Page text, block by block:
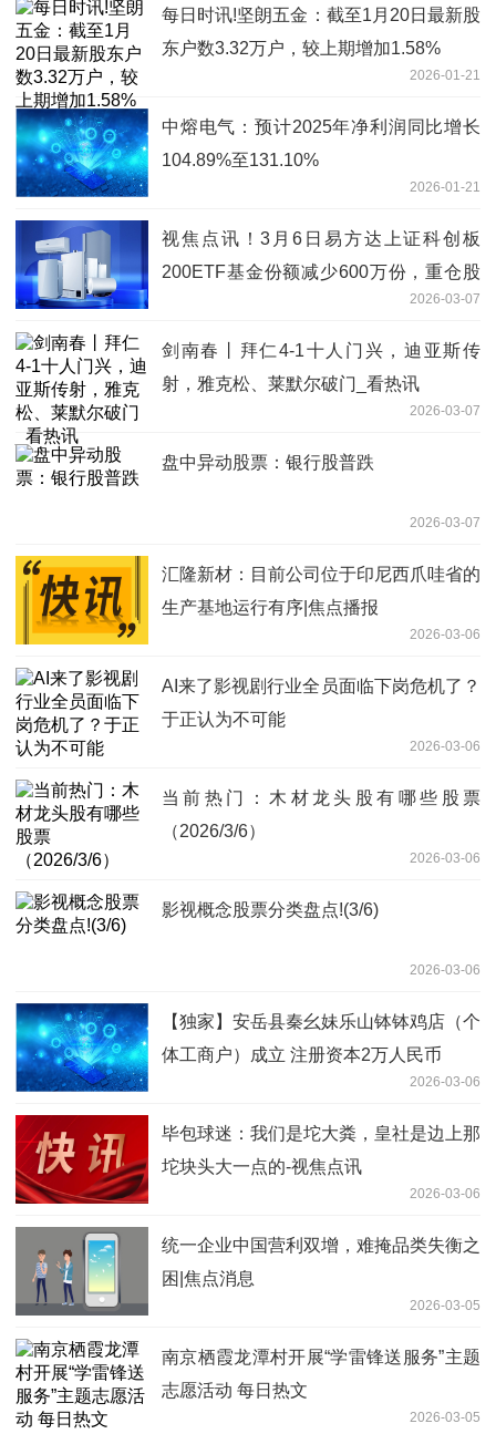
每日时讯!坚朗五金：截至1月20日最新股
东户数3.32万户，较上期增加1.58%
2026-01-21
中熔电气：预计2025年净利润同比增长
104.89%至131.10%
2026-01-21
视焦点讯！3月6日易方达上证科创板
200ETF基金份额减少600万份，重仓股
2026-03-07
剑南春丨拜仁4-1十人门兴，迪亚斯传
射，雅克松、莱默尔破门_看热讯
2026-03-07
盘中异动股票：银行股普跌
2026-03-07
汇隆新材：目前公司位于印尼西爪哇省的
生产基地运行有序|焦点播报
2026-03-06
AI来了影视剧行业全员面临下岗危机了？
于正认为不可能
2026-03-06
当前热门：木材龙头股有哪些股票
（2026/3/6）
2026-03-06
影视概念股票分类盘点!(3/6)
2026-03-06
【独家】安岳县秦幺妹乐山钵钵鸡店（个
体工商户）成立 注册资本2万人民币
2026-03-06
毕包球迷：我们是坨大粪，皇社是边上那
坨块头大一点的-视焦点讯
2026-03-06
统一企业中国营利双增，难掩品类失衡之
困|焦点消息
2026-03-05
南京栖霞龙潭村开展“学雷锋送服务”主题
志愿活动 每日热文
2026-03-05